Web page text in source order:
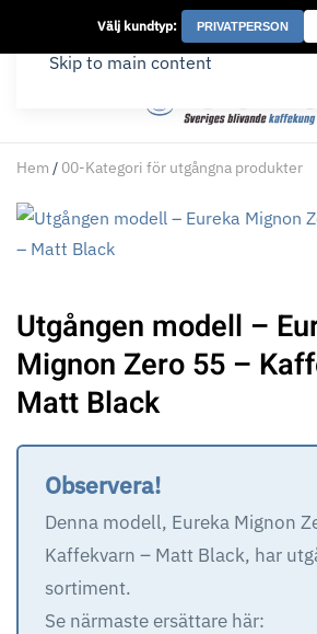
Välj kundtyp: PRIVATPERSON
Skip to main content
Hem / 00-Kategori för utgångna produkter
Utgången modell –
Mignon Zero 55 –
Matt Black
Observera!
Denna modell, Eureka Mignon
Kaffekvarn – Matt Black, har
sortiment.
Se närmaste ersättare här: